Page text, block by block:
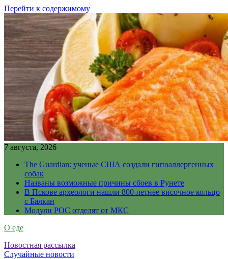
Перейти к содержимому
7 августа, 2026
The Guardian: ученые США создали гипоаллергенных
собак
Названы возможные причины сбоев в Рунете
В Пскове археологи нашли 800-летнее височное кольцо
с Балкан
Модули РОС отделят от МКС
О еде
Новостная рассылка
Случайные новости